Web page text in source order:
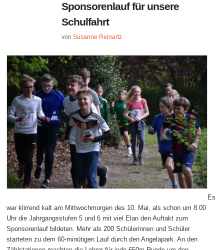
Sponsorenlauf für unsere
Schulfahrt
vonSusanne Reinartz
Es
war klirrend kalt am Mittwochmorgen des 10. Mai, als schon um 8.00
Uhr die Jahrgangsstufen 5 und 6 mit viel Elan den Auftakt zum
Sponsorenlauf bildeten. Mehr als 200 Schülerinnen und Schüler
starteten zu dem 60-minütigen Lauf durch den Angelapark. An den